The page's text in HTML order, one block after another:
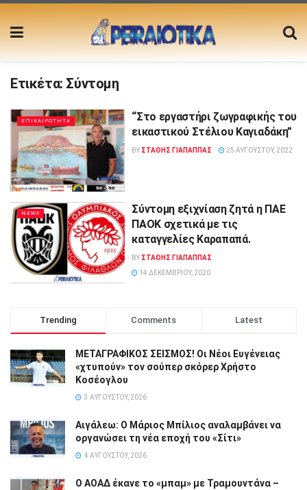
Ετικέτα: Σύντομη
ΕΠΙΚΑΙΡΟΤΗΤΑ
“Στο εργαστήρι ζωγραφικής του
εικαστικού Στέλιου Καγιαδάκη”
BY ΣΤΑΘΗΣ ΓΊΑΠΑΠΠΑΣ 25 ΑΥΓΟΎΣΤΟΥ, 2022
NEWS
Σύντομη εξιχνίαση ζητά η ΠΑΕ
ΠΑΟΚ σχετικά με τις
καταγγελίες Καραπαπά.
BY ΣΤΑΘΗΣ ΓΊΑΠΑΠΠΑΣ
14 ΔΕΚΕΜΒΡΊΟΥ, 2020
Trending Comments Latest
ΜΕΤΑΓΡΑΦΙΚΟΣ ΣΕΙΣΜΟΣ! Οι Νέοι Ευγένειας
«χτυπούν» τον σούπερ σκόρερ Χρήστο
Κοσέογλου
3 ΑΥΓΟΎΣΤΟΥ, 2026
Αιγάλεω: Ο Μάριος Μπίλιος αναλαμβάνει να
οργανώσει τη νέα εποχή του «Σίτι»
4 ΑΥΓΟΎΣΤΟΥ, 2026
Ο ΑΟΑΔ έκανε το «μπαμ» με Τραμουντάνα –